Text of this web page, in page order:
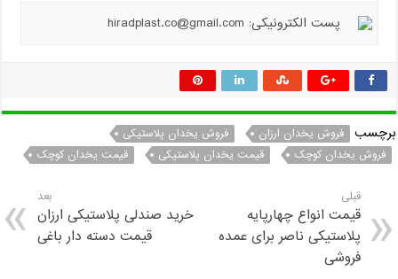
پست الکترونیکی: hiradplast.co@gmail.com
برچسب فروش یخدان ارزان
فروش یخدان پلاستیکی
فروش یخدان کوچک
قیمت یخدان پلاستیکی قیمت یخدان کوچک
قبلی
قیمت انواع چهارپایه
پلاستیکی ناصر برای عمده
فروشی
بعد
خرید صندلی پلاستیکی ارزان
قیمت دسته دار باغی